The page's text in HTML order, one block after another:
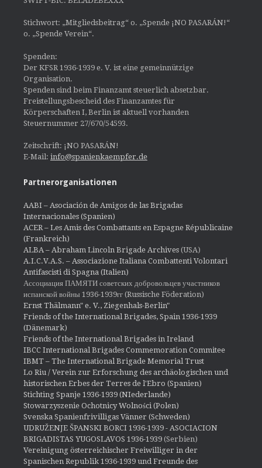
Stichwort: „Mitgliedsbeitrag“ o. „Spende ¡NO PASARÁN!“
o. „Spende Verein“.
Spenden:
Der KFSR 1936-1939 e. V. ist eine gemeinnützige
Organisation.
Spenden sind beim Finanzamt steuerlich absetzbar.
Freistellungsbescheid des Finanzamtes für
Körperschaften I, Berlin ist aktuell vorhanden
Steuernummer 27/670/54593.
Zeitschrift: ¡NO PASARÁN!
E-Mail: info@spanienkaempfer.de
Partnerorganisationen
AABI – Asociación de Amigos de las Brigadas
Internacionales (Spanien)
ACER – Les Amis des Combattants en Espagne Républicaine
(Frankreich)
ALBA – Abraham Lincoln Brigade Archives (USA)
A.I.C.V.A.S. – Associazione Italiana Combattenti Volontari
Antifascisti di Spagna (Italien)
Ассоциация ПАМЯТИ советских добровольцев участников
испанской войны 1936-1939гг (Russische Föderation)
Ernst Thälmann" e. V., Ziegenhals-Berlin"
Friends of the International Brigades, Spain 1936-1939
(Dänemark)
Friends of the International Brigades in Ireland
IBCC International Brigades Commemoration Commitee
IBMT – The International Brigade Memorial Trust
Lo Riu / Verein zur Erforschung des archäologischen und
historischen Erbes der Terres de l'Ebro (Spanien)
Stichting Spanje 1936-1939 (NIederlande)
Stowarzyszenie Ochotnicy Wolności (Polen)
Svenska Spanienfrivilligas Vänner (Schweden)
UDRUŽENJE ŠPANSKI BORCI 1936-1939 - ASOCIACION
BRIGADISTAS YUGOSLAVOS 1936-1939 (Serbien)
Vereinigung österreichischer Freiwilliger in der
Spanischen Republik 1936-1939 und Freunde des